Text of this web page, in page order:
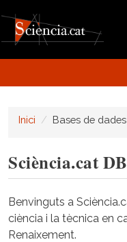
Inici Bases de dades
Sciència.cat DB
Benvinguts a
ciència i la tècnica en
Renaixement.